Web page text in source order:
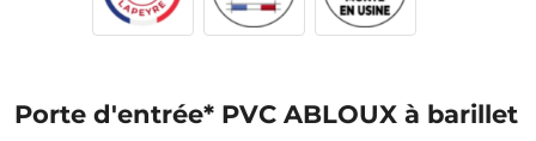
Porte d'entrée* PVC ABLOUX à barillet